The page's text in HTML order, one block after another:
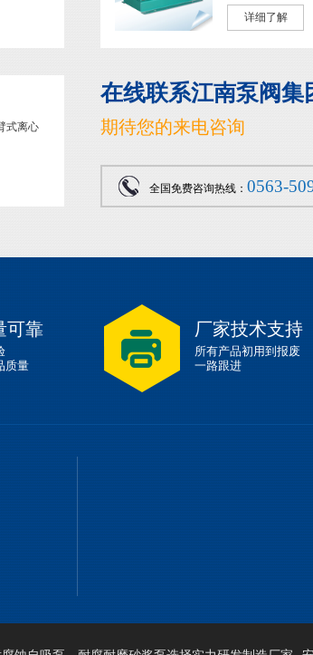
详细了解
式离心
在线联系江南泵阀集
期待您的来电咨询
全国免费咨询热线： 0563-
可靠
质量
厂家技术支持
所有产品初用到报废
一路跟进